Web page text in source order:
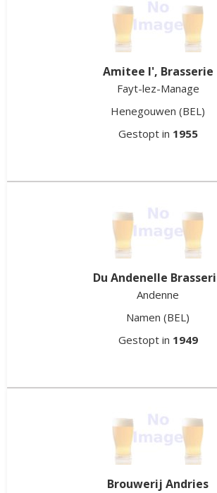
Moen
West-Vlaanderen
Amitee l', Brasserie
Fayt-lez-Manage
Henegouwen (BEL)
Gestopt in 1955
Du Andenelle
Andenne
Namen (BEL)
Gestopt in 1949
Brouwerij Andries